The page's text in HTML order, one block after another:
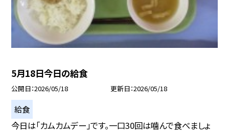
5月18日今日の給食
公開日 2026/05/18 更新日 2026/05/18
給食
今日は「カムカムデー」です。一口30回は噛んで食べましょ